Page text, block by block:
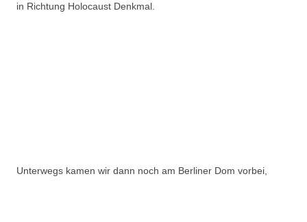
in Richtung Holocaust Denkmal.
Unterwegs kamen wir dann noch am Berliner Dom vorbei,